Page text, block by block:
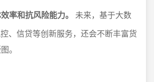
率和抗风险能力。
未来，基于大数
、信贷等创新服务，还会不断丰富货
。